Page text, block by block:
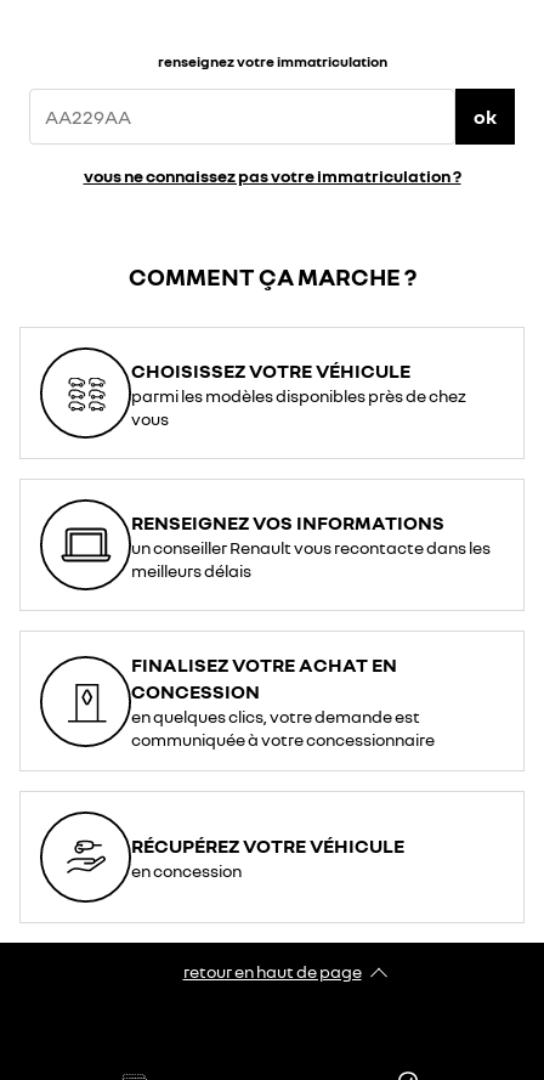
renseignez votre immatriculation
ok
vous ne connaissez pas votre immatriculation ?
COMMENT ÇA MARCHE ?
CHOISISSEZ VOTRE VÉHICULE
parmi les modèles disponibles près de chez
vous
RENSEIGNEZ VOS INFORMATIONS
un conseiller Renault vous recontacte dans les
meilleurs délais
FINALISEZ VOTRE ACHAT EN
CONCESSION
en quelques clics, votre demande est
communiquée à votre concessionnaire
RÉCUPÉREZ VOTRE VÉHICULE
en concession
retour en haut de page​